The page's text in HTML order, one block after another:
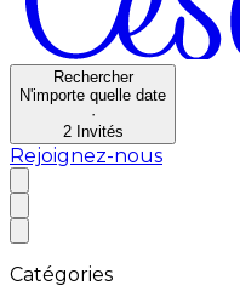
Rechercher
N'importe quelle date
·
2 Invités
Rejoignez-nous
Catégories